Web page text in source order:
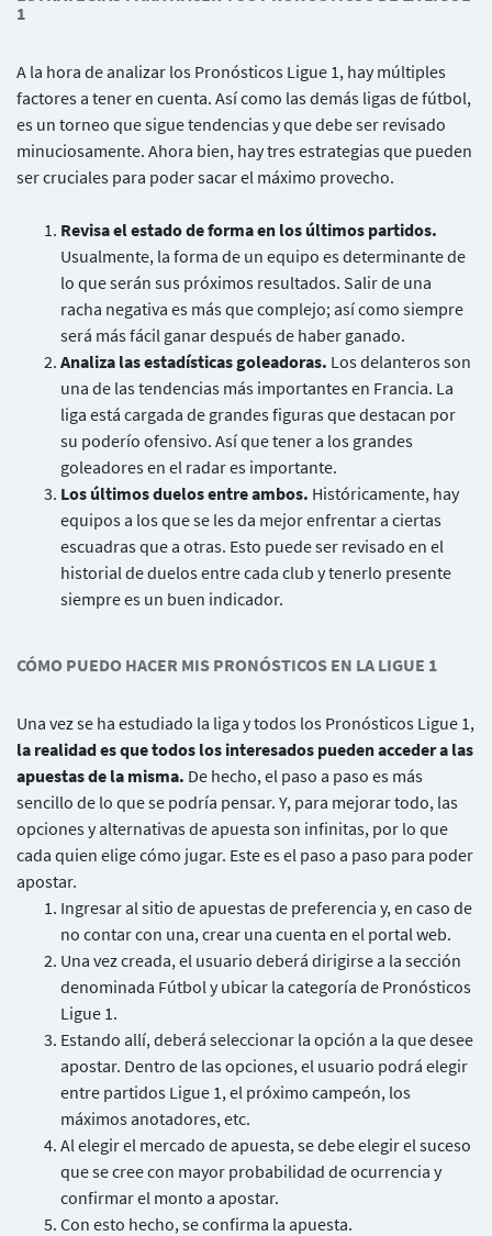
1
A la hora de analizar los Pronósticos Ligue 1, hay múltiples
factores a tener en cuenta. Así como las demás ligas de fútbol,
es un torneo que sigue tendencias y que debe ser revisado
minuciosamente. Ahora bien, hay tres estrategias que pueden
ser cruciales para poder sacar el máximo provecho.
Revisa el estado de forma en los últimos partidos.
Usualmente, la forma de un equipo es determinante de
lo que serán sus próximos resultados. Salir de una
racha negativa es más que complejo; así como siempre
será más fácil ganar después de haber ganado.
Analiza las estadísticas goleadoras. Los delanteros son
una de las tendencias más importantes en Francia. La
liga está cargada de grandes figuras que destacan por
su poderío ofensivo. Así que tener a los grandes
goleadores en el radar es importante.
Los últimos duelos entre ambos. Históricamente, hay
equipos a los que se les da mejor enfrentar a ciertas
escuadras que a otras. Esto puede ser revisado en el
historial de duelos entre cada club y tenerlo presente
siempre es un buen indicador.
CÓMO PUEDO HACER MIS PRONÓSTICOS EN LA LIGUE 1
Una vez se ha estudiado la liga y todos los Pronósticos Ligue 1,
la realidad es que todos los interesados pueden acceder a las
apuestas de la misma. De hecho, el paso a paso es más
sencillo de lo que se podría pensar. Y, para mejorar todo, las
opciones y alternativas de apuesta son infinitas, por lo que
cada quien elige cómo jugar. Este es el paso a paso para poder
apostar.
Ingresar al sitio de apuestas de preferencia y, en caso de
no contar con una, crear una cuenta en el portal web.
Una vez creada, el usuario deberá dirigirse a la sección
denominada Fútbol y ubicar la categoría de Pronósticos
Ligue 1.
Estando allí, deberá seleccionar la opción a la que desee
apostar. Dentro de las opciones, el usuario podrá elegir
entre partidos Ligue 1, el próximo campeón, los
máximos anotadores, etc.
Al elegir el mercado de apuesta, se debe elegir el suceso
que se cree con mayor probabilidad de ocurrencia y
confirmar el monto a apostar.
Con esto hecho, se confirma la apuesta.